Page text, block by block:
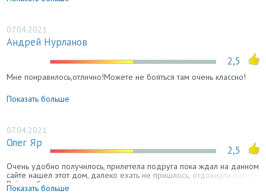
вид. В доме отличный ремонт и есть все удобства для отличного
07.04.2021
Андрей Нурланов
2,5
Мне понравилось,отлично!Можете не бояться там очень классно!
Показать больше
07.04.2021
Олег Яр
2,5
Очень удобно получилось, прилетела подруга пока ждал на данном
сайте нашел этот дом, далеко ехать не пришлось, отдохнули здесь.
Всё удобно.
Показать больше